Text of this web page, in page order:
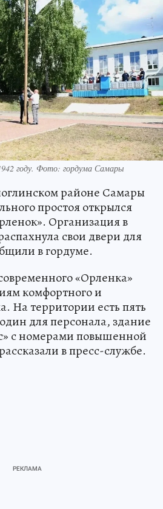
году. Фото: гордума Самары
районе Самары
простоя открылся
Организация в
свои двери для
в гордуме.
«Орленка»
комфортного и
На территории есть пять
для персонала, здание
с номерами повышенной
в пресс-службе.